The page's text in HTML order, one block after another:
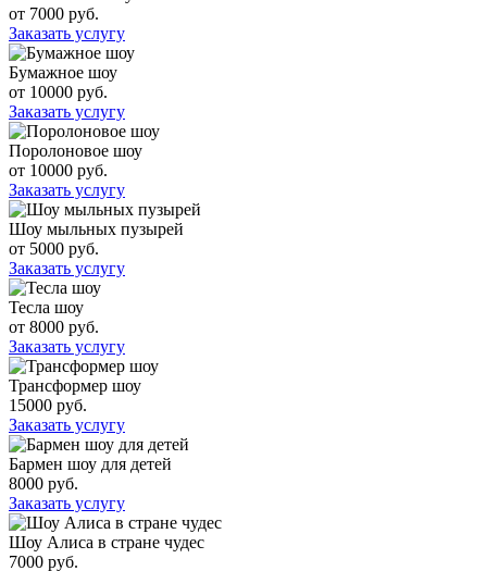
от 7000 руб.
Заказать услугу
Бумажное шоу
от 10000 руб.
Заказать услугу
Поролоновое шоу
от 10000 руб.
Заказать услугу
Шоу мыльных пузырей
от 5000 руб.
Заказать услугу
Тесла шоу
от 8000 руб.
Заказать услугу
Трансформер шоу
15000 руб.
Заказать услугу
Бармен шоу для детей
8000 руб.
Заказать услугу
Шоу Алиса в стране чудес
7000 руб.